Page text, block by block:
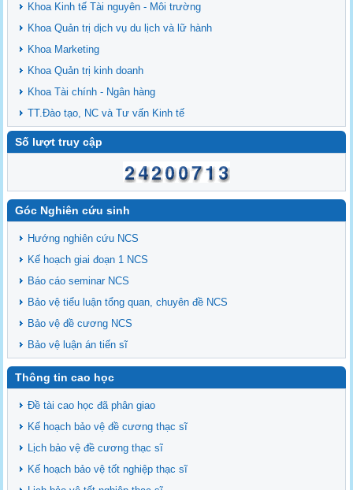
Khoa Kinh tế Tài nguyên - Môi trường
Khoa Quản trị dịch vụ du lịch và lữ hành
Khoa Marketing
Khoa Quản trị kinh doanh
Khoa Tài chính - Ngân hàng
TT.Đào tạo, NC và Tư vấn Kinh tế
Số lượt truy cập
Góc Nghiên cứu sinh
Hướng nghiên cứu NCS
Kế hoạch giai đoạn 1 NCS
Báo cáo seminar NCS
Bảo vệ tiểu luận tổng quan, chuyên đề NCS
Bảo vệ đề cương NCS
Bảo vệ luận án tiến sĩ
Thông tin cao học
Đề tài cao học đã phân giao
Kế hoạch bảo vệ đề cương thạc sĩ
Lịch bảo vệ đề cương thạc sĩ
Kế hoạch bảo vệ tốt nghiệp thạc sĩ